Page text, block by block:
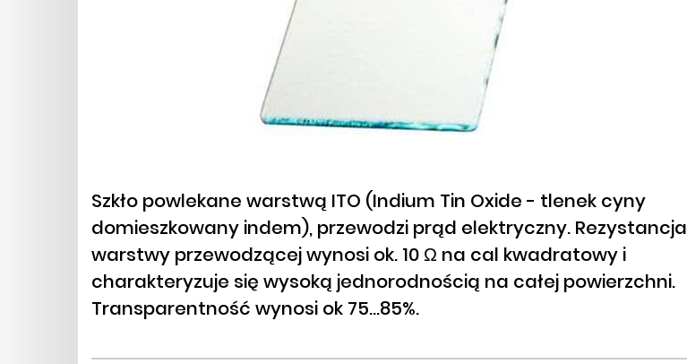
Szkło powlekane warstwą ITO (Indium Tin Oxide - tlenek cyny
domieszkowany indem), przewodzi prąd elektryczny. Rezystancja
warstwy przewodzącej wynosi ok. 10 Ω na cal kwadratowy i
charakteryzuje się wysoką jednorodnością na całej powierzchni.
Transparentność wynosi ok 75...85%.